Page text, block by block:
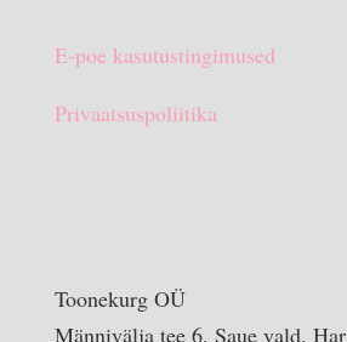
E-poe kasutustingimused
Privaatsuspoliitika
Toonekurg OÜ
Männivälja tee 6, Saue vald,